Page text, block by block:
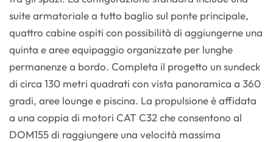
suite armatoriale a tutto baglio sul ponte principale,
quattro cabine ospiti con possibilità di aggiungerne una
quinta e aree equipaggio organizzate per lunghe
permanenze a bordo. Completa il progetto un sundeck
di circa 130 metri quadrati con vista panoramica a 360
gradi, aree lounge e piscina. La propulsione è affidata
a una coppia di motori CAT C32 che consentono al
DOM155 di raggiungere una velocità massima